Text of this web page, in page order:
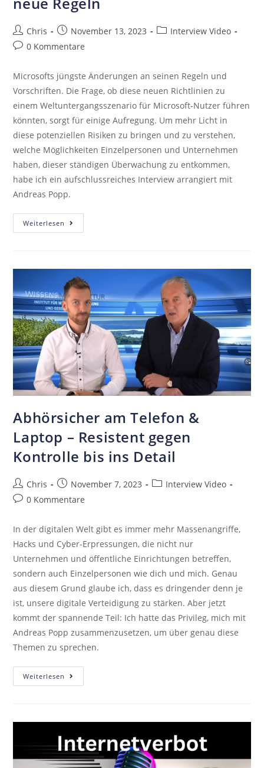
Chris November 13, 2023
Interview Video
0 Kommentare
Microsofts jüngste Änderungen an seinen Regeln und
Vorschriften. Die Frage, ob diese neuen Richtlinien zu
einem Weltuntergangsszenario für Microsoft-Nutzer führen
könnten, sorgt für einige Aufregung. Um mehr Licht in
diese potenziellen Risiken zu bringen und zu verstehen,
welche Möglichkeiten Einzelpersonen und Unternehmen
haben, dieser ständigen Überwachung zu entkommen,
habe ich ein aufschlussreiches Interview arrangiert mit
Andreas Popp.
Weiterlesen
Abhörsicher am Telefon &
Laptop – Resistent gegen
Kontrolle bis ins Detail
Chris November 7, 2023
Interview Video
0 Kommentare
In der digitalen Welt gibt es immer mehr Massenangriffe,
Hacks und Cyber-Erpressungen, die nicht nur
Unternehmen und öffentliche Einrichtungen betreffen,
sondern auch Einzelpersonen wie dich und mich. Genau
aus diesem Grund glaube ich, dass es dringender denn je
ist, unsere digitale Verteidigung zu stärken. Aber jetzt
kommt der spannende Teil: Ich hatte das Privileg, mich mit
Andreas Popp zusammenzusetzen, um über genau diese
Themen zu sprechen.
Weiterlesen